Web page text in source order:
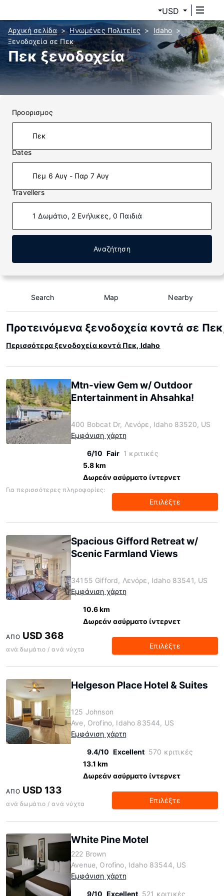
USD
Αρχική σελίδα Ηνωμένες Πολιτείες
Idaho
Ξενοδοχεία σε Πεκ
Πεκ ξενοδοχεία
Προορισμος
Dates
Πεμ 6 Αυγ - Παρ 7 Αυγ
Travellers
1 Δωμάτιο, 2 Ενήλικες, 0 Παιδιά
Αναζήτηση
Search Map Nearby
Προτεινόμενα ξενοδοχεία κοντά σε
Περισσότερα ξενοδοχεία κοντά Πεκ, Idaho
Mtn-view Gem w/ Outdoor
Entertainment in Ahsahka!
400 Bobcat Dr, Λενόρε, Idaho 83520, US
Εμφάνιση χάρτη
6/10 Fair 1 κριτικές
5.8 km
Δωρεάν ασύρματο ίντερνετ
Για περισσότερες πληροφορίες:
Επιλέξτε
Spacious Gifford Retreat w/
Scenic Farmland Views
34155 Gifford, Λενόρε, Idaho 83541, US
Εμφάνιση χάρτη
10.6 km
Δωρεάν ασύρματο ίντερνετ
ΑΠΌ USD 368
ανά δωμάτιο / ανά νύχτα Επιλέξτε
Helgeson Place Hotel & Suites
125 Johnson
Ave, Orofino, Idaho 83544, US
Εμφάνιση χάρτη
9.4/10 Excellent 570 κριτικές
13.1 km
Δωρεάν ασύρματο ίντερνετ
ΑΠΌ USD 133
ανά δωμάτιο / ανά νύχτα Επιλέξτε
White Pine Motel
222 Brown
Avenue, Orofino, Idaho 83544, US
Εμφάνιση χάρτη
9/10 Excellent 521 κριτικές